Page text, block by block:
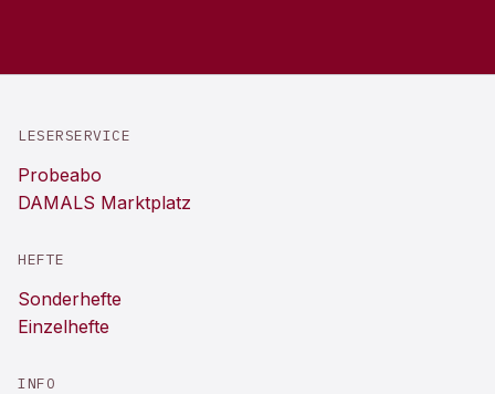
LESERSERVICE
Probeabo
DAMALS Marktplatz
HEFTE
Sonderhefte
Einzelhefte
INFO